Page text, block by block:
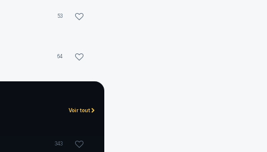
53
64
Voir tout
343